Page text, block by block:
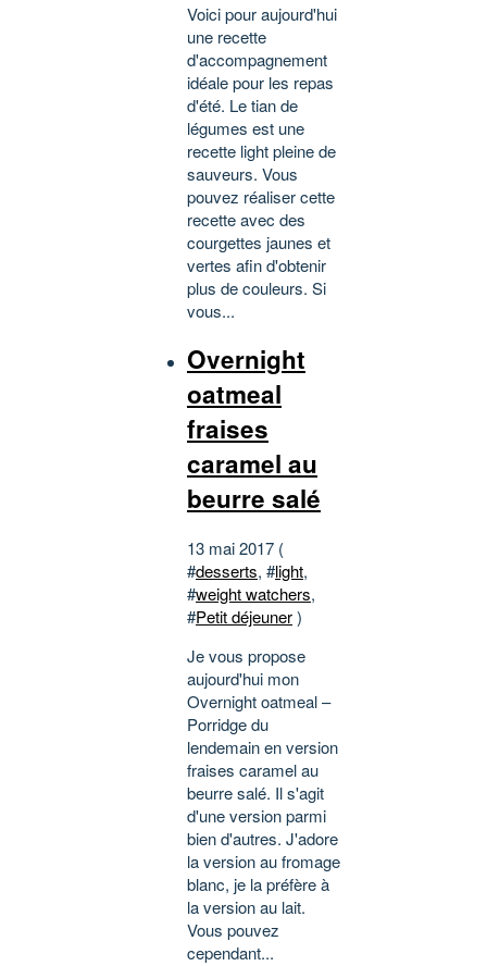
Voici pour aujourd'hui
une recette
d'accompagnement
idéale pour les repas
d'été. Le tian de
légumes est une
recette light pleine de
sauveurs. Vous
pouvez réaliser cette
recette avec des
courgettes jaunes et
vertes afin d'obtenir
plus de couleurs. Si
vous...
Overnight
oatmeal
fraises
caramel au
beurre salé
13 mai 2017 (
#desserts, #light,
#weight watchers,
#Petit déjeuner)
Je vous propose
aujourd'hui mon
Overnight oatmeal –
Porridge du
lendemain en version
fraises caramel au
beurre salé. Il s'agit
d'une version parmi
bien d'autres. J'adore
la version au fromage
blanc, je la préfère à
la version au lait.
Vous pouvez
cependant...